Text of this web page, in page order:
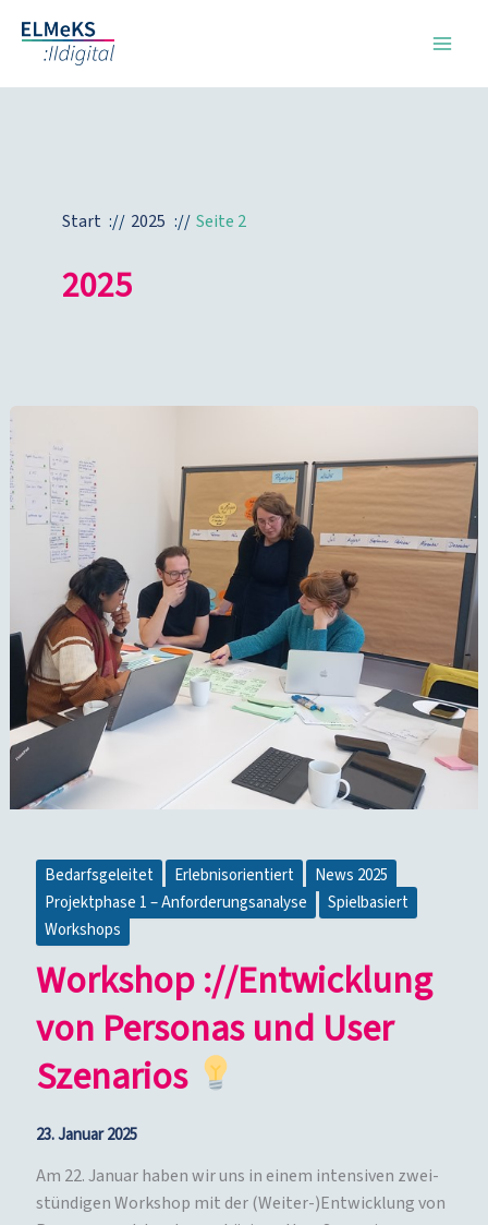
Inhalt
springen
Start 2025 Seite 2
2025
Bedarfsgeleitet Erlebnisorientiert
News 2025
Projektphase 1 – Anforderungsanalyse
Spielbasiert
Workshops
Work­shop :/​/​Ent­wick­lung
von Per­so­nas und User
Szenarios
23. Januar 2025
Am 22. Janu­ar haben wir uns in einem inten­si­ven zwei­
stün­di­gen Work­shop mit der (Weiter-)Entwicklung von